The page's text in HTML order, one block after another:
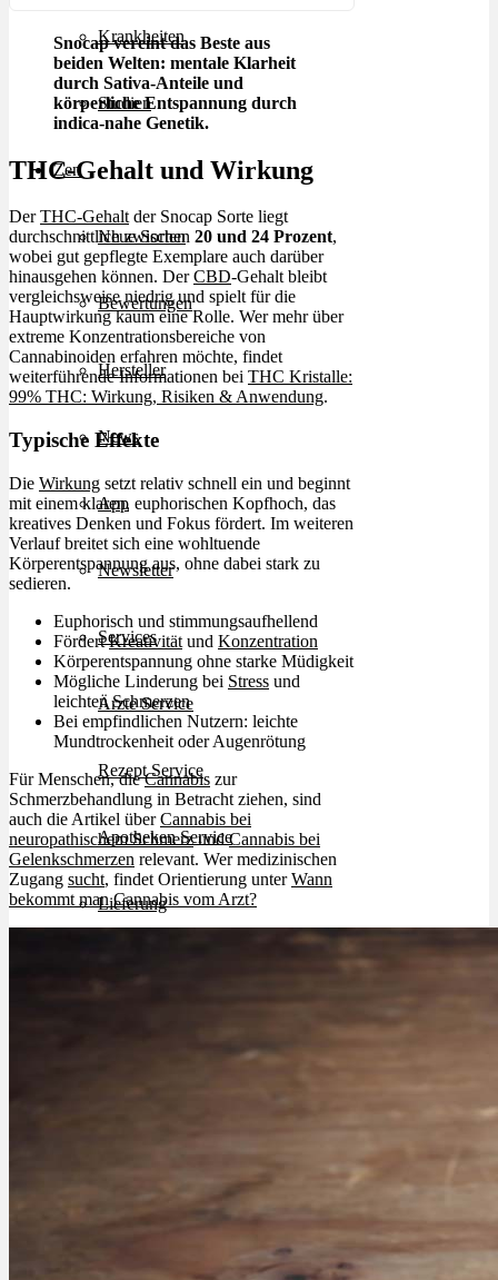
Krankheiten
Studien
Zen
Neue Sorten
Bewertungen
Hersteller
News
App
Newsletter
Services
Ärzte Service
Rezept Service
Apotheken Service
Lieferung
Snocap vereint das Beste aus
beiden Welten: mentale Klarheit
durch Sativa-Anteile und
körperliche Entspannung durch
indica-nahe Genetik.
THC-Gehalt und Wirkung
DerTHC-Gehaltder Snocap Sorte liegt
durchschnittlich zwischen 20 und 24 Prozent,
wobei gut gepflegte Exemplare auch darüber
hinausgehen können. DerCBD-Gehalt bleibt
vergleichsweise niedrig und spielt für die
Hauptwirkung kaum eine Rolle. Wer mehr über
extreme Konzentrationsbereiche von
Cannabinoiden erfahren möchte, findet
weiterführende Informationen bei THC Kristalle:
99% THC: Wirkung, Risiken & Anwendung.
Typische Effekte
Die Wirkung setzt relativ schnell ein und beginnt
mit einem klaren, euphorischen Kopfhoch, das
kreatives Denken und Fokus fördert. Im weiteren
Verlauf breitet sich eine wohltuende
Körperentspannung aus, ohne dabei stark zu
sedieren.
Euphorisch und stimmungsaufhellend
FördertKreativität und Konzentration
Körperentspannung ohne starke Müdigkeit
Mögliche Linderung bei Stress und
leichten Schmerzen
Bei empfindlichen Nutzern: leichte
Mundtrockenheit oder Augenrötung
Für Menschen, dieCannabis zur
Schmerzbehandlung in Betracht ziehen, sind
auch die Artikel überCannabis bei
neuropathischem SchmerzundCannabis bei
Gelenkschmerzen relevant. Wer medizinischen
Zugang sucht, findet Orientierung unterWann
bekommt man Cannabis vom Arzt?